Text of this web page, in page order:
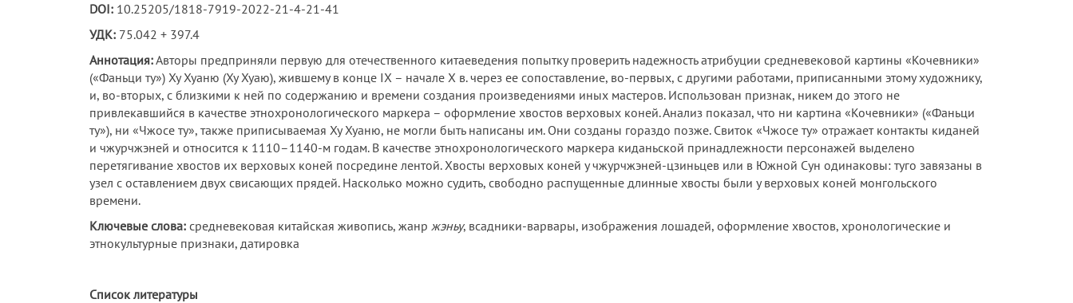
DOI: 10.25205/1818-7919-2022-21-4-21-41
УДК: 75.042 + 397.4
Аннотация:Авторы предприняли первую для отечественного китаеведения попытку проверить надежность атрибуции средневековой картины «Кочевники»
(«Фаньци ту») Ху Хуаню (Ху Хуаю), жившему в конце IX – начале X в. через ее сопоставление, во-первых, с другими работами, приписанными этому художнику,
и, во-вторых, с близкими к ней по содержанию и времени создания произведениями иных мастеров. Использован признак, никем до этого не
привлекавшийся в качестве этнохронологического маркера – оформление хвостов верховых коней. Анализ показал, что ни картина «Кочевники» («Фаньци
ту»), ни «Чжосе ту», также приписываемая Ху Хуаню, не могли быть написаны им. Они созданы гораздо позже. Свиток «Чжосе ту» отражает контакты киданей
и чжурчжэней и относится к 1110–1140-м годам. В качестве этнохронологического маркера киданьской принадлежности персонажей выделено
перетягивание хвостов их верховых коней посредине лентой. Хвосты верховых коней у чжурчжэней-цзиньцев или в Южной Сун одинаковы: туго завязаны в
узел с оставлением двух свисающих прядей. Насколько можно судить, свободно распущенные длинные хвосты были у верховых коней монгольского
времени.
Ключевые слова: средневековая китайская живопись, жанр жэньу, всадники-варвары, изображения лошадей, оформление хвостов, хронологические и
этнокультурные признаки, датировка
Список литературы